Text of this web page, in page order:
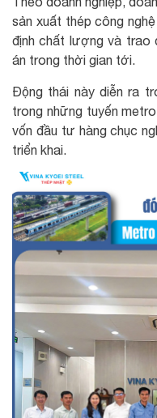
sản xuất thép công
định chất lượng và trao
án trong thời gian tới.
Động thái này diễn ra
trong những tuyến
vốn đầu tư hàng chục
triển khai.